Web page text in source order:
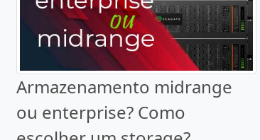
Armazenamento midrange
ou enterprise? Como